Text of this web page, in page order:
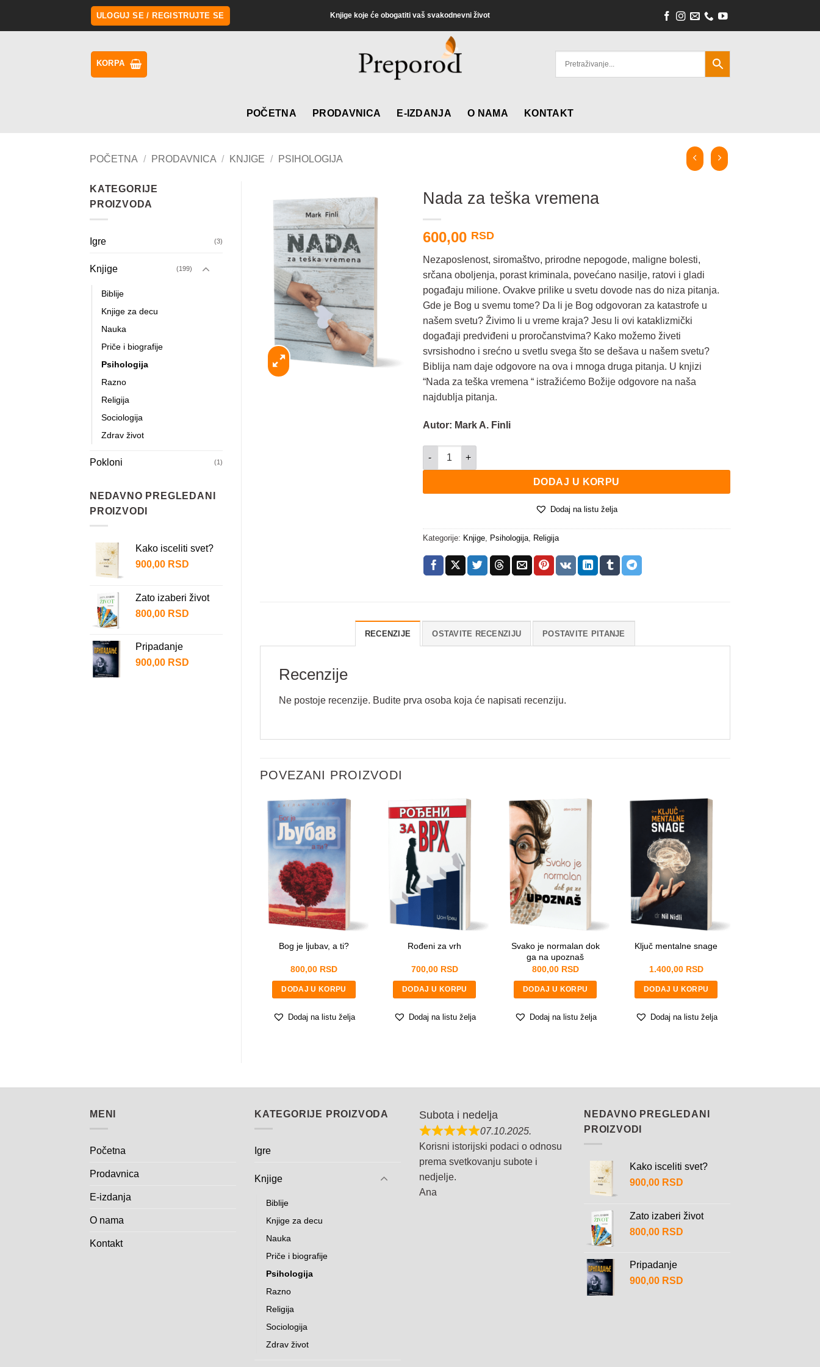
ULOGUJ SE / REGISTRUJTE SE Knjige koje će obogatiti vaš svakodnevni život
KORPA
POČETNA PRODAVNICA E-IZDANJA O NAMA KONTAKT
POČETNA / PRODAVNICA / KNJIGE / PSIHOLOGIJA
KATEGORIJE
PROIZVODA
Igre (3)
Knjige (199)
Biblije
Knjige za decu
Nauka
Priče i biografije
Psihologija
Razno
Religija
Sociologija
Zdrav život
Pokloni (1)
NEDAVNO PREGLEDANI
PROIZVODI
Kako isceliti svet?
900,00 RSD
Zato izaberi život
800,00 RSD
Pripadanje
900,00 RSD
Nada za teška vremena
600,00 RSD
Nezaposlenost, siromaštvo, prirodne nepogode, maligne bolesti,
srčana oboljenja, porast kriminala, povećano nasilje, ratovi i gladi
pogađaju milione. Ovakve prilike u svetu dovode nas do niza pitanja.
Gde je Bog u svemu tome? Da li je Bog odgovoran za katastrofe u
našem svetu? Živimo li u vreme kraja? Jesu li ovi kataklizmički
događaji predviđeni u proročanstvima? Kako možemo živeti
svrsishodno i srećno u svetlu svega što se dešava u našem svetu?
Biblija nam daje odgovore na ova i mnoga druga pitanja. U knjizi
“Nada za teška vremena “ istražićemo Božije odgovore na naša
najdublja pitanja.
Autor: Mark A. Finli
Nada za teška vremena količina
DODAJ U KORPU
Dodaj na listu želja
Kategorije: Knjige, Psihologija, Religija
RECENZIJE OSTAVITE RECENZIJU POSTAVITE PITANJE
Recenzije
Ne postoje recenzije. Budite prva osoba koja će napisati recenziju.
Email*
i
m
e
i
m
Pitanje*
POŠALJITE
POVEZANI PROIZVODI
Bog je ljubav, a ti?
800,00 RSD
DODAJ U KORPU
Dodaj na listu želja
Rođeni za vrh
700,00 RSD
DODAJ U KORPU
Dodaj na listu želja
Svako je normalan dok
ga na upoznaš
800,00 RSD
DODAJ U KORPU
Dodaj na listu želja
Ključ mentalne snage
1.400,00 RSD
DODAJ U KORPU
Dodaj na listu želja
MENI
Početna
Prodavnica
E-izdanja
O nama
Kontakt
KATEGORIJE PROIZVODA
Igre
Knjige
Biblije
Knjige za decu
Nauka
Priče i biografije
Psihologija
Razno
Religija
Sociologija
Zdrav život
Subota i nedelja
07.10.2025.
Korisni istorijski podaci o odnosu
prema svetkovanju subote i
nedjelje.
Ana
NEDAVNO PREGLEDANI
PROIZVODI
Kako isceliti svet?
900,00 RSD
Zato izaberi život
800,00 RSD
Pripadanje
900,00 RSD